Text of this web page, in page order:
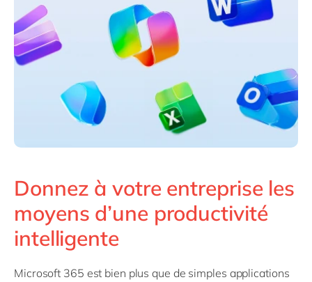
Philippines
Singapore
Switzerland
en
USA & Canada
en
Donnez à votre entreprise les
moyens d’une productivité
intelligente
Microsoft 365 est bien plus que de simples applications